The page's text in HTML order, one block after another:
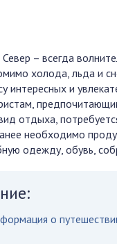
– всегда
холода, льда и
интересных и
отдыха,
необходимо
одежду, обувь,
о